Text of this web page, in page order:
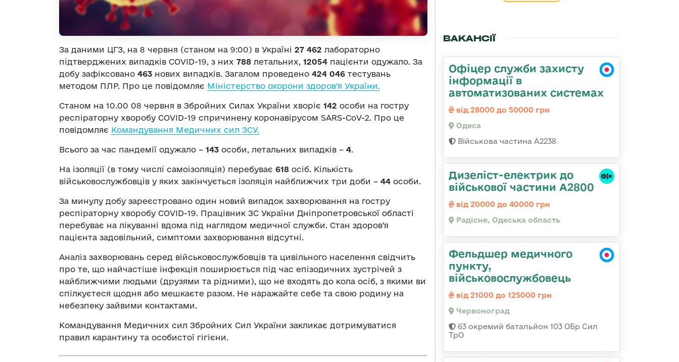
За даними ЦГЗ, на 8 червня (станом на 9:00) в Україні 27 462 лабораторно
підтверджених випадків COVID-19, з них 788 летальних, 12054 пацієнти одужало. За
добу зафіксовано 463 нових випадків. Загалом проведено 424 046 тестувань
методом ПЛР. Про це повідомляє Міністерство охорони здоров’я України.
Станом на 10.00 08 червня в Збройних Силах України хворіє 142 особи на гостру
респіраторну хворобу COVID-19 спричинену коронавірусом SARS-CoV-2. Про це
повідомляє Командування Медичних сил ЗСУ.
Всього за час пандемії одужало – 143 особи, летальних випадків – 4.
На ізоляції (в тому числі самоізоляція) перебуває 618 осіб. Кількість
військовослужбовців у яких закінчується ізоляція найближчих три доби – 44 особи.
За минулу добу зареєстровано один новий випадок захворювання на гостру
респіраторну хворобу COVID-19. Працівник ЗС України Дніпропетровської області
перебуває на лікуванні вдома під наглядом медичної служби. Стан здоров’я
пацієнта задовільний, симптоми захворювання відсутні.
Аналіз захворювань серед військовослужбовців та цивільного населення свідчить
про те, що найчастіше інфекція поширюється під час епізодичних зустрічей з
найближчими людьми (друзями та рідними), що не входять до кола осіб, з якими ви
спілкуєтеся щодня або мешкаєте разом. Не наражайте себе та свою родину на
небезпеку зайвими контактами.
Командування Медичних сил Збройних Сил України закликає дотримуватися
правил карантину та особистої гігієни.
ВАКАНСІЇ
Офіцер служби захисту
інформації в
автоматизованих системах
від 28000 до 50000 грн
Одеса
Військова частина А2238
Дизеліст-електрик до
військової частини А2800
від 20000 до 40000 грн
Радісне, Одеська область
Фельдшер медичного
пункту,
військовослужбовець
від 21000 до 125000 грн
Червоноград
63 окремий батальйон 103 ОБр Сил
ТрО